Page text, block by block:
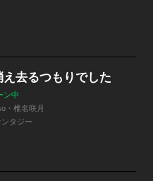
去るつもりでした
ン中
・椎名咲月
タジー